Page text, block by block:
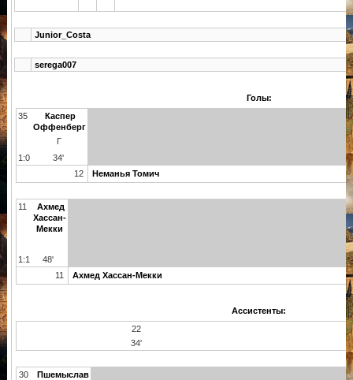
Junior_Costa
serega007
Голы:
35
Каспер
Оффенберг
Г
1:0
34'
12
Неманья Томич
11
Ахмед
Хассан-
Мекки
1:1
48'
11
Ахмед Хассан-Мекки
Ассистенты:
22
34'
30
Пшемыслав